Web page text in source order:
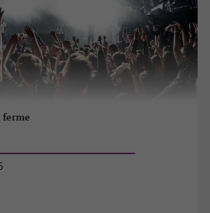
ferme